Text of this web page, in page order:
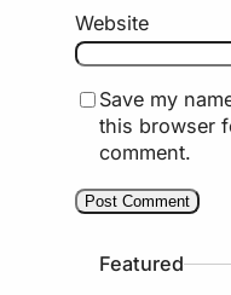
Website
Save my
this browser
comment.
Featured